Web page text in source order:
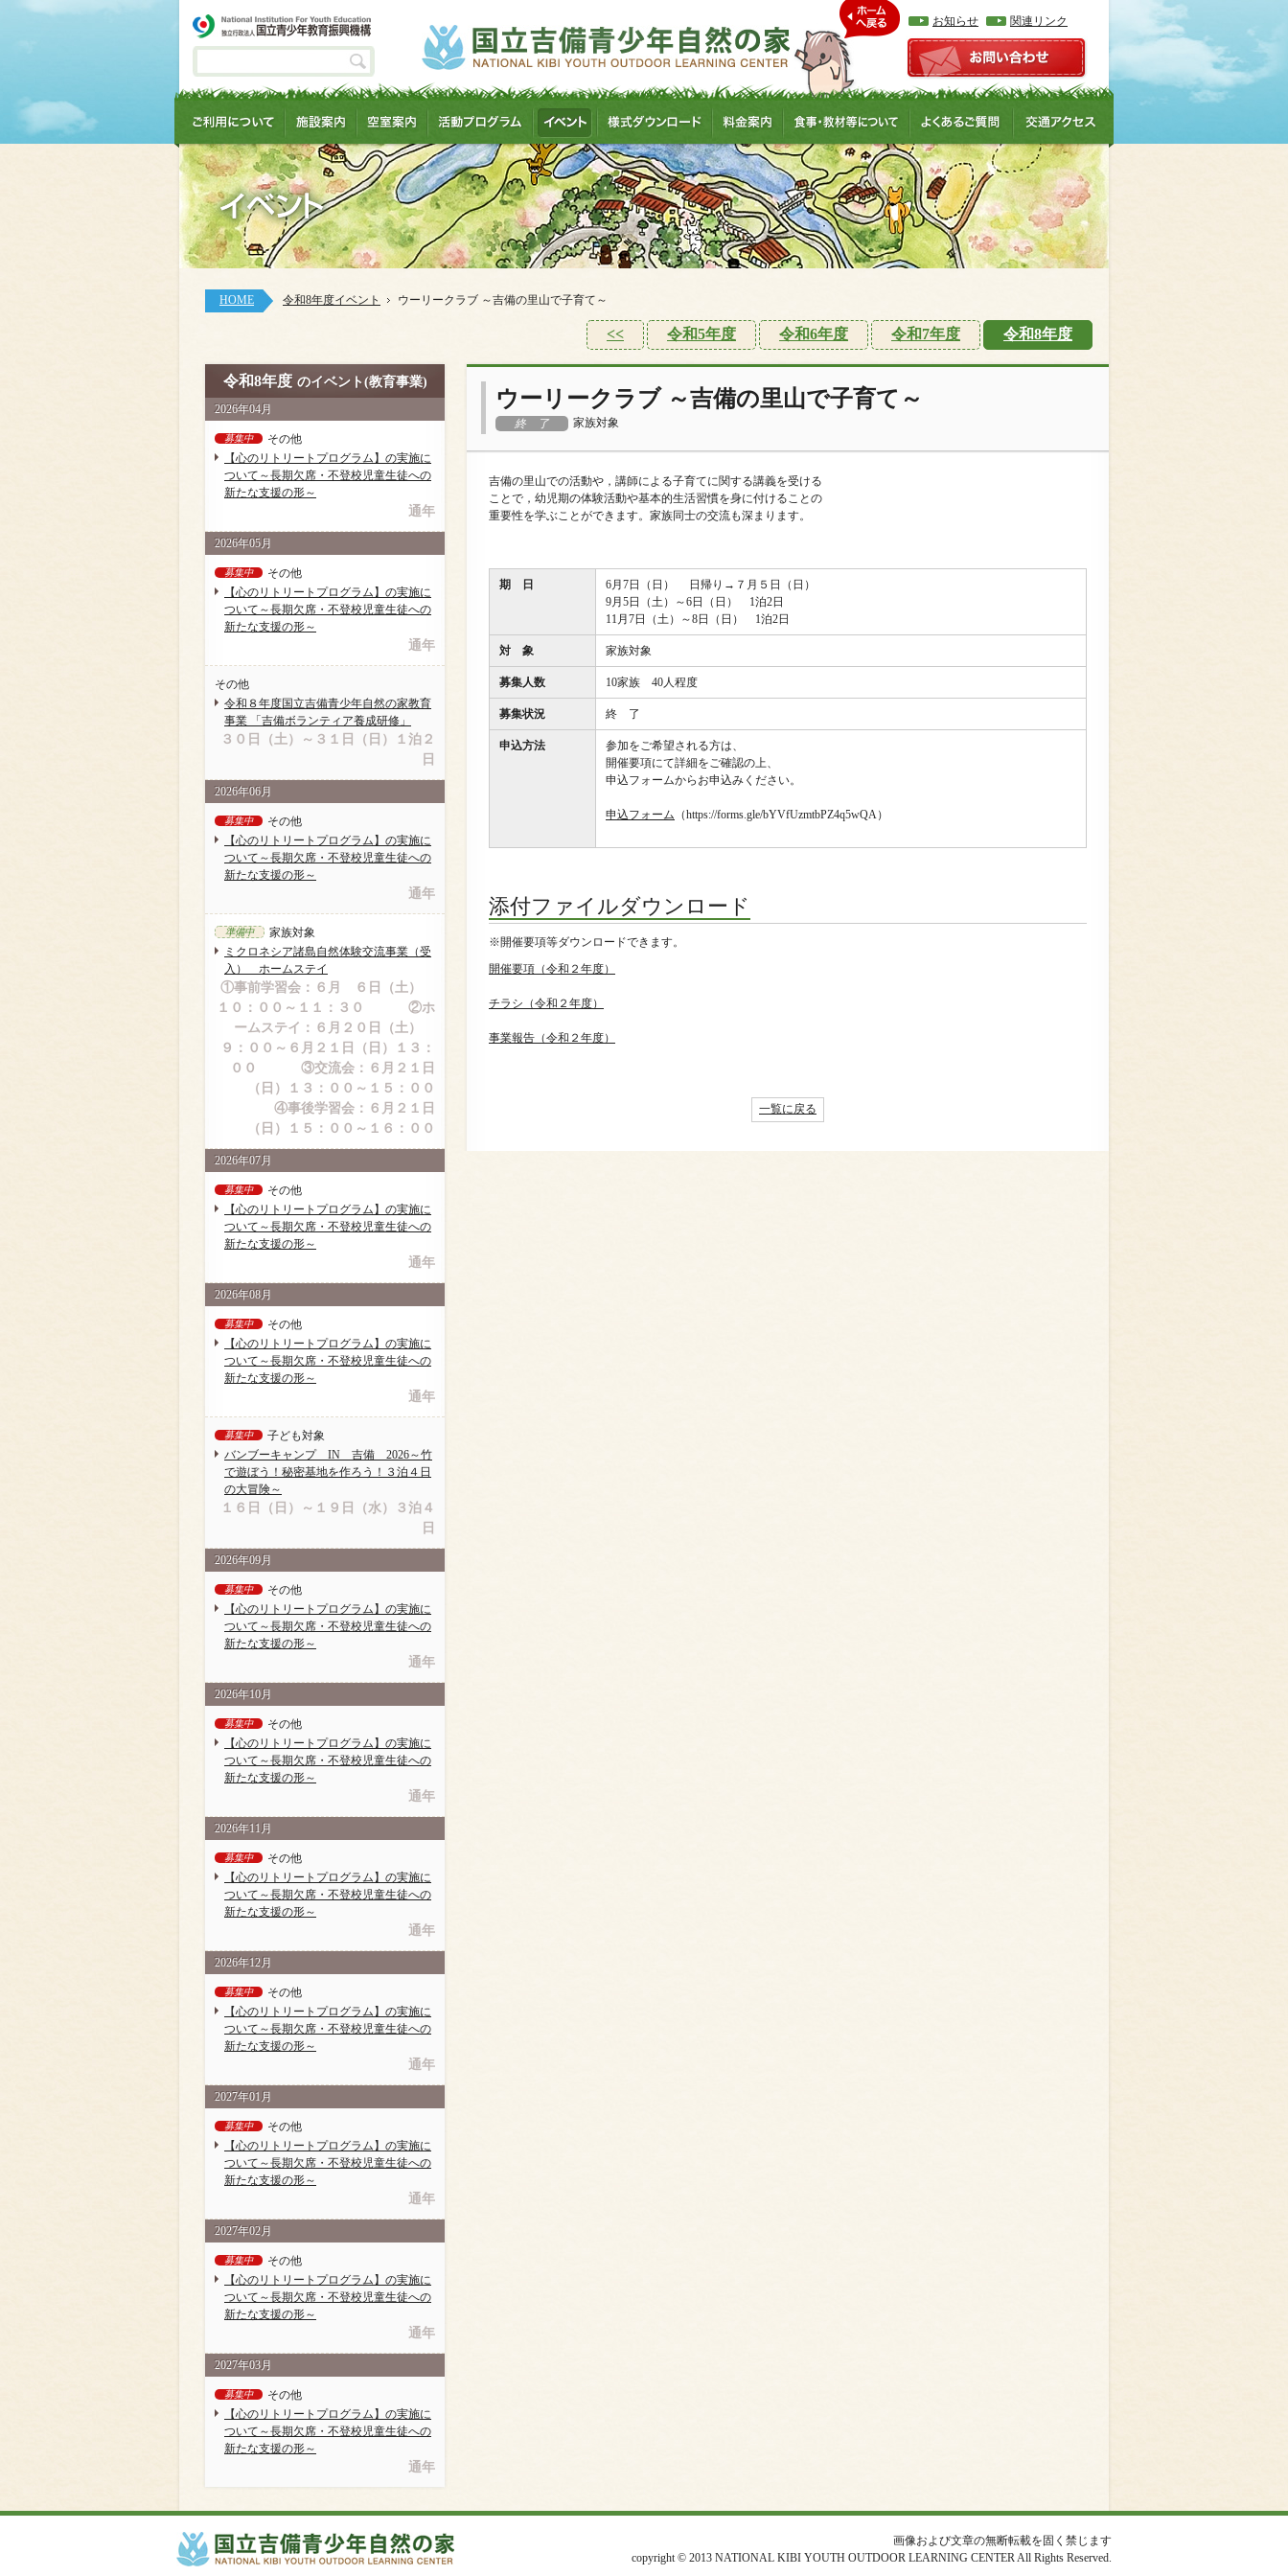
お知らせ 関連リンク
HOME 令和8年度イベント ウーリークラブ ～吉備の里山で子育て～
<< 令和5年度 令和6年度 令和7年度 令和8年度
ウーリークラブ ～吉備の里山で子育て～
終 了 家族対象
吉備の里山での活動や，講師による子育てに関する講義を受ける
ことで，幼児期の体験活動や基本的生活習慣を身に付けることの
重要性を学ぶことができます。家族同士の交流も深まります。
期 日
6月7日（日） 日帰り→７月５日（日）
9月5日（土）～6日（日） 1泊2日
11月7日（土）～8日（日） 1泊2日
対 象 家族対象
募集人数 10家族 40人程度
募集状況 終 了
申込方法
参加をご希望される方は、
開催要項にて詳細をご確認の上、
申込フォームからお申込みください。
申込フォーム （https://forms.gle/bYVfUzmtbPZ4q5wQA）
添付ファイルダウンロード
※開催要項等ダウンロードできます。
開催要項（令和２年度）
チラシ（令和２年度）
事業報告（令和２年度）
一覧に戻る
令和8年度 のイベント(教育事業)
2026年04月
募集中
その他
【心のリトリートプログラム】の実施に
ついて～長期欠席・不登校児童生徒への
新たな支援の形～
通年
2026年05月
募集中
その他
【心のリトリートプログラム】の実施に
ついて～長期欠席・不登校児童生徒への
新たな支援の形～
通年
その他
令和８年度国立吉備青少年自然の家教育
事業 「吉備ボランティア養成研修」
３０日（土）～３１日（日）１泊２
日
2026年06月
募集中
その他
【心のリトリートプログラム】の実施に
ついて～長期欠席・不登校児童生徒への
新たな支援の形～
通年
準備中
家族対象
ミクロネシア諸島自然体験交流事業（受
入） ホームステイ
①事前学習会：６月 ６日（土）
１０：００～１１：３０ ②ホ
ームステイ：６月２０日（土）
９：００～６月２１日（日）１３：
００ ③交流会：６月２１日
（日）１３：００～１５：００
④事後学習会：６月２１日
（日）１５：００～１６：００
2026年07月
募集中
その他
【心のリトリートプログラム】の実施に
ついて～長期欠席・不登校児童生徒への
新たな支援の形～
通年
2026年08月
募集中
その他
【心のリトリートプログラム】の実施に
ついて～長期欠席・不登校児童生徒への
新たな支援の形～
通年
募集中
子ども対象
バンブーキャンプ IN 吉備 2026～竹
で遊ぼう！秘密基地を作ろう！３泊４日
の大冒険～
１６日（日）～１９日（水）３泊４
日
2026年09月
募集中
その他
【心のリトリートプログラム】の実施に
ついて～長期欠席・不登校児童生徒への
新たな支援の形～
通年
2026年10月
募集中
その他
【心のリトリートプログラム】の実施に
ついて～長期欠席・不登校児童生徒への
新たな支援の形～
通年
2026年11月
募集中
その他
【心のリトリートプログラム】の実施に
ついて～長期欠席・不登校児童生徒への
新たな支援の形～
通年
2026年12月
募集中
その他
【心のリトリートプログラム】の実施に
ついて～長期欠席・不登校児童生徒への
新たな支援の形～
通年
2027年01月
募集中
その他
【心のリトリートプログラム】の実施に
ついて～長期欠席・不登校児童生徒への
新たな支援の形～
通年
2027年02月
募集中
その他
【心のリトリートプログラム】の実施に
ついて～長期欠席・不登校児童生徒への
新たな支援の形～
通年
2027年03月
募集中
その他
【心のリトリートプログラム】の実施に
ついて～長期欠席・不登校児童生徒への
新たな支援の形～
通年
画像および文章の無断転載を固く禁じます
copyright © 2013 NATIONAL KIBI YOUTH OUTDOOR LEARNING CENTER All Rights Reserved.